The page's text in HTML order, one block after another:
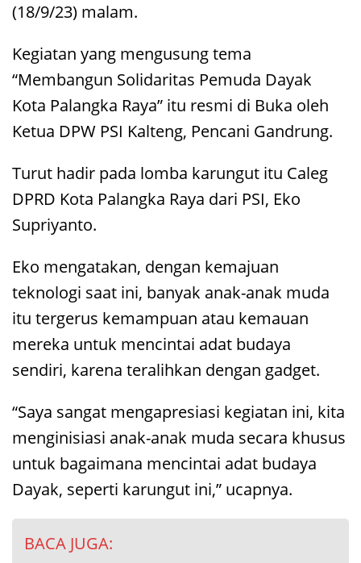
(18/9/23) malam.
Kegiatan yang mengusung tema
“Membangun Solidaritas Pemuda Dayak
Kota Palangka Raya” itu resmi di Buka oleh
Ketua DPW PSI Kalteng, Pencani Gandrung.
Turut hadir pada lomba karungut itu Caleg
DPRD Kota Palangka Raya dari PSI, Eko
Supriyanto.
Eko mengatakan, dengan kemajuan
teknologi saat ini, banyak anak-anak muda
itu tergerus kemampuan atau kemauan
mereka untuk mencintai adat budaya
sendiri, karena teralihkan dengan gadget.
“Saya sangat mengapresiasi kegiatan ini, kita
menginisiasi anak-anak muda secara khusus
untuk bagaimana mencintai adat budaya
Dayak, seperti karungut ini,” ucapnya.
BACA JUGA: